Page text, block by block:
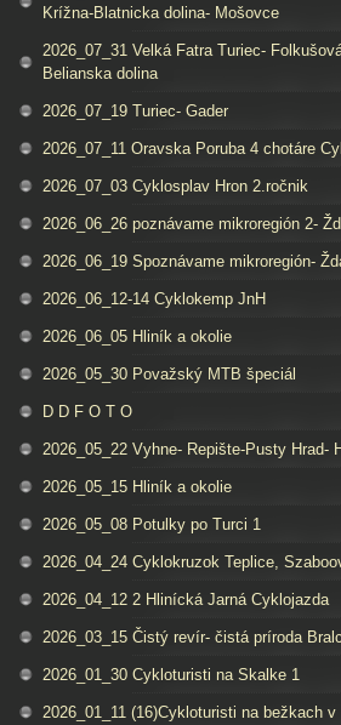
Krížna-Blatnicka dolina- Mošovce
2026_07_31 Velká Fatra Turiec-
Belianska dolina
2026_07_19 Turiec- Gader
2026_07_11 Oravska Poruba 4 chotáre
2026_07_03 Cyklosplav Hron 2.ročnik
2026_06_26 poznávame mikroregión 2-
2026_06_19 Spoznávame mikroregión-
2026_06_12-14 Cyklokemp JnH
2026_06_05 Hliník a okolie
2026_05_30 Považský MTB špeciál
D D F O T O
2026_05_22 Vyhne- Repište-Pusty Hrad-
2026_05_15 Hliník a okolie
2026_05_08 Potulky po Turci 1
2026_04_24 Cyklokruzok Teplice,
2026_04_12 2 Hlinícká Jarná Cyklojazda
2026_03_15 Čistý revír- čistá príroda
2026_01_30 Cykloturisti na Skalke 1
2026_01_11 (16)Cykloturisti na bežkach v